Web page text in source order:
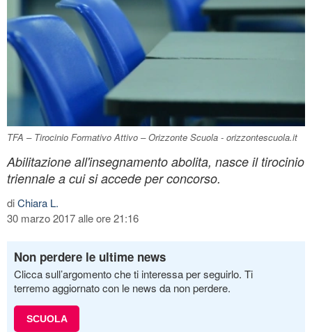
TFA – Tirocinio Formativo Attivo – Orizzonte Scuola - orizzontescuola.it
Abilitazione all'insegnamento abolita, nasce il tirocinio
triennale a cui si accede per concorso.
diChiara L.
30 marzo 2017 alle ore 21:16
Non perdere le ultime news
Clicca sull’argomento che ti interessa per seguirlo. Ti
terremo aggiornato con le news da non perdere.
SCUOLA